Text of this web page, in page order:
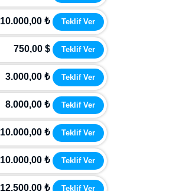
10.000,00 ₺ Teklif Ver
750,00 $ Teklif Ver
3.000,00 ₺ Teklif Ver
8.000,00 ₺ Teklif Ver
10.000,00 ₺ Teklif Ver
10.000,00 ₺ Teklif Ver
12.500,00 ₺ Teklif Ver